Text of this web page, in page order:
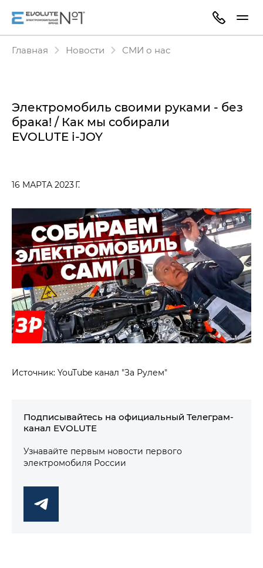
Главная Новости СМИ о нас
Электромобиль своими руками - без
брака! / Как мы собирали
EVOLUTE i‑JOY
16 МАРТА 2023 Г.
Источник: YouTube канал "За Рулем"
Подписывайтесь на официальный Телеграм-
канал EVOLUTE
Узнавайте первым новости первого
электромобиля России